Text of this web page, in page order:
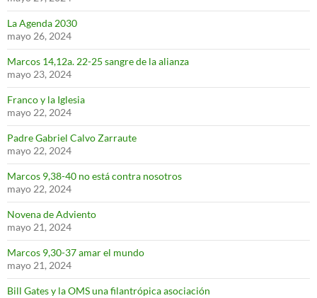
La Agenda 2030
mayo 26, 2024
Marcos 14,12a. 22-25 sangre de la alianza
mayo 23, 2024
Franco y la Iglesia
mayo 22, 2024
Padre Gabriel Calvo Zarraute
mayo 22, 2024
Marcos 9,38-40 no está contra nosotros
mayo 22, 2024
Novena de Adviento
mayo 21, 2024
Marcos 9,30-37 amar el mundo
mayo 21, 2024
Bill Gates y la OMS una filantrópica asociación